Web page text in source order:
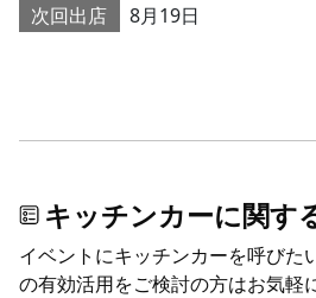
次回出店
8月19日
キッチンカーに関す
イベントにキッチンカーを呼びた
の有効活用をご検討の方はお気軽